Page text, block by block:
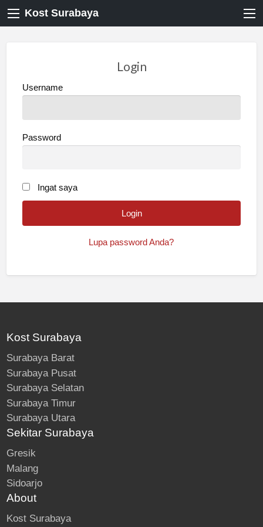
Kost Surabaya
Login
Username
Password
Ingat saya
Lupa password Anda?
Kost Surabaya
Surabaya Barat
Surabaya Pusat
Surabaya Selatan
Surabaya Timur
Surabaya Utara
Sekitar Surabaya
Gresik
Malang
Sidoarjo
About
Kost Surabaya